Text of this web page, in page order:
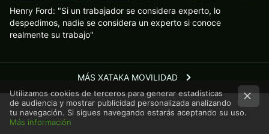
MÁS XATAKA MOVILIDAD
Henry Ford: "Si un trabajador se considera experto, lo
despedimos, nadie se considera un experto si conoce
realmente su trabajo"
Utilizamos cookies de terceros para generar estadísticas
de audiencia y mostrar publicidad personalizada analizando
tu navegación. Si sigues navegando estarás aceptando su uso.
Más información